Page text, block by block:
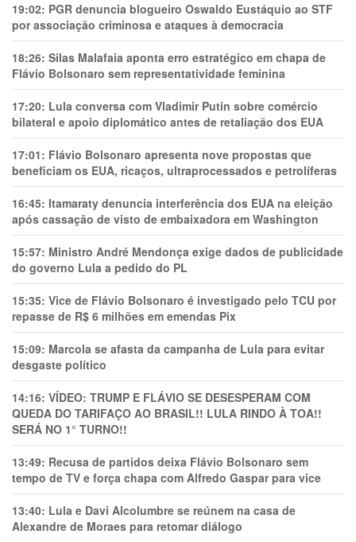
19:02: PGR denuncia blogueiro Oswaldo Eustáquio ao STF
por associação criminosa e ataques à democracia
18:26: Silas Malafaia aponta erro estratégico em chapa de
Flávio Bolsonaro sem representatividade feminina
17:20: Lula conversa com Vladimir Putin sobre comércio
bilateral e apoio diplomático antes de retaliação dos EUA
17:01: Flávio Bolsonaro apresenta nove propostas que
beneficiam os EUA, ricaços, ultraprocessados e petrolíferas
16:45: Itamaraty denuncia interferência dos EUA na eleição
após cassação de visto de embaixadora em Washington
15:57: Ministro André Mendonça exige dados de publicidade
do governo Lula a pedido do PL
15:35: Vice de Flávio Bolsonaro é investigado pelo TCU por
repasse de R$ 6 milhões em emendas Pix
15:09: Marcola se afasta da campanha de Lula para evitar
desgaste político
14:16: VÍDEO: TRUMP E FLÁVIO SE DESESPERAM COM
QUEDA DO TARIFAÇO AO BRASIL!! LULA RINDO À TOA!!
SERÁ NO 1° TURNO!!
13:49: Recusa de partidos deixa Flávio Bolsonaro sem
tempo de TV e força chapa com Alfredo Gaspar para vice
13:40: Lula e Davi Alcolumbre se reúnem na casa de
Alexandre de Moraes para retomar diálogo